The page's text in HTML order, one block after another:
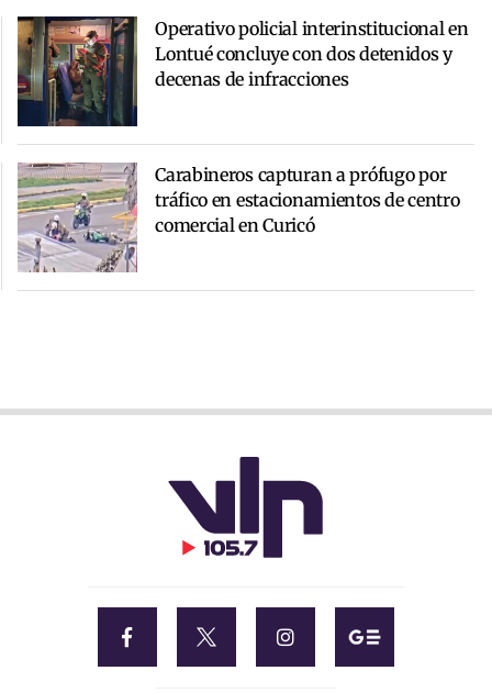
Operativo policial interinstitucional en
Lontué concluye con dos detenidos y
decenas de infracciones
Carabineros capturan a prófugo por
tráfico en estacionamientos de centro
comercial en Curicó